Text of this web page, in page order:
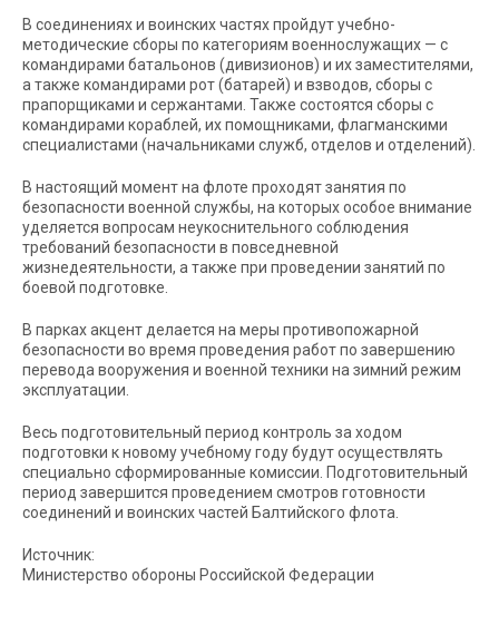
В соединениях и воинских частях пройдут учебно-
методические сборы по категориям военнослужащих — с
командирами батальонов (дивизионов) и их заместителями,
а также командирами рот (батарей) и взводов, сборы с
прапорщиками и сержантами. Также состоятся сборы с
командирами кораблей, их помощниками, флагманскими
специалистами (начальниками служб, отделов и отделений).
В настоящий момент на флоте проходят занятия по
безопасности военной службы, на которых особое внимание
уделяется вопросам неукоснительного соблюдения
требований безопасности в повседневной
жизнедеятельности, а также при проведении занятий по
боевой подготовке.
В парках акцент делается на меры противопожарной
безопасности во время проведения работ по завершению
перевода вооружения и военной техники на зимний режим
эксплуатации.
Весь подготовительный период контроль за ходом
подготовки к новому учебному году будут осуществлять
специально сформированные комиссии. Подготовительный
период завершится проведением смотров готовности
соединений и воинских частей Балтийского флота.
Источник:
Министерство обороны Российской Федерации